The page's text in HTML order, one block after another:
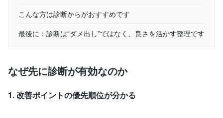
こんな方は診断からがおすすめです
最後に：診断は“ダメ出し”ではなく、良さを活かす整理です
なぜ先に診断が有効なのか
1. 改善ポイントの優先順位が分かる